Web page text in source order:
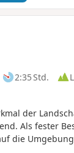
2:35 Std.
der
Als fester
die